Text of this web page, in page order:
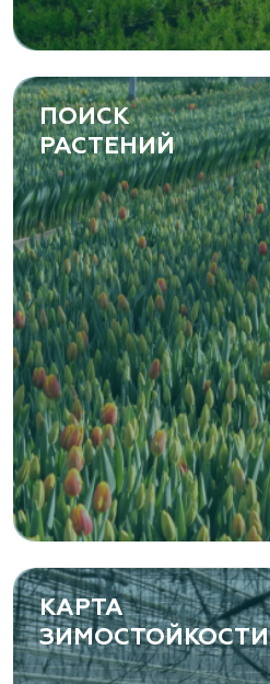
ПОИСК
РАСТЕНИЙ
КАРТА
ЗИМОСТОЙКОСТИ